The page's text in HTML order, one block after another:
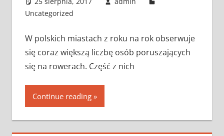
Uncategorized
W polskich miastach z roku na rok obserwuje
się coraz większą liczbę osób poruszających
się na rowerach. Część z nich
Continue reading